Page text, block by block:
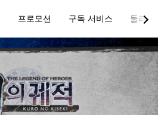
프로모션 구독 서비스 둘러보